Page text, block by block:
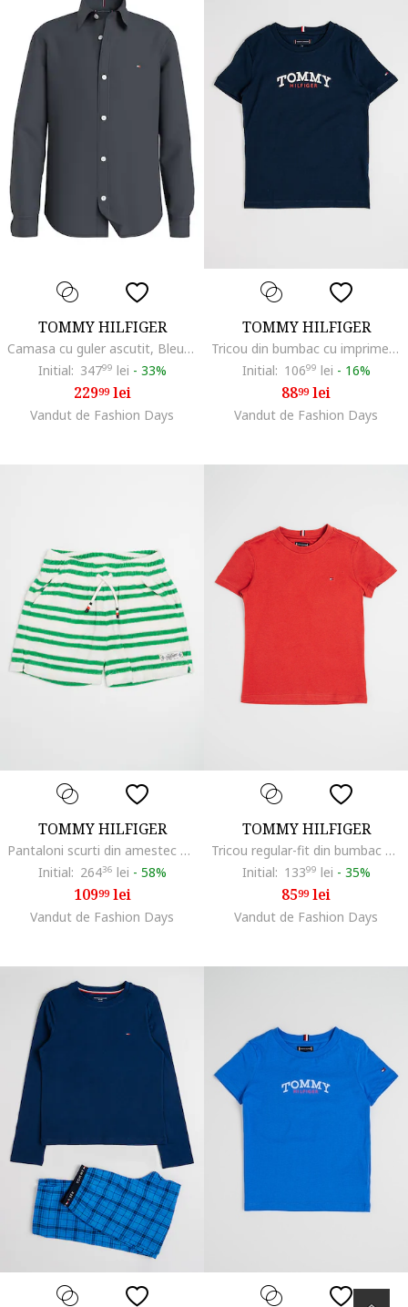
TOMMY HILFIGER
Camasa cu guler ascutit, Bleumarin
Initial: 34799 lei - 33%
22999lei
Vandut de Fashion Days
TOMMY HILFIGER
Tricou din bumbac cu imprimeu logo, Albastru ultramarin
Initial: 10699 lei - 16%
8899lei
Vandut de Fashion Days
TOMMY HILFIGER
Pantaloni scurti din amestec de bumbac organic cu dungi, Verde/Alb murdar
Initial: 26436 lei - 58%
10999lei
Vandut de Fashion Days
TOMMY HILFIGER
Tricou regular-fit din bumbac cu logo discret, Caramiziu
Initial: 13399 lei - 35%
8599lei
Vandut de Fashion Days